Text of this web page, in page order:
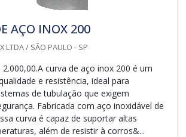
AÇO INOX 200
LTDA / SÃO PAULO - SP
curva de aço inox 200 é um
e resistência, ideal para
de tubulação que exigem
Fabricada com aço inoxidável de
curva é capaz de suportar altas
além de resistir à corros&...